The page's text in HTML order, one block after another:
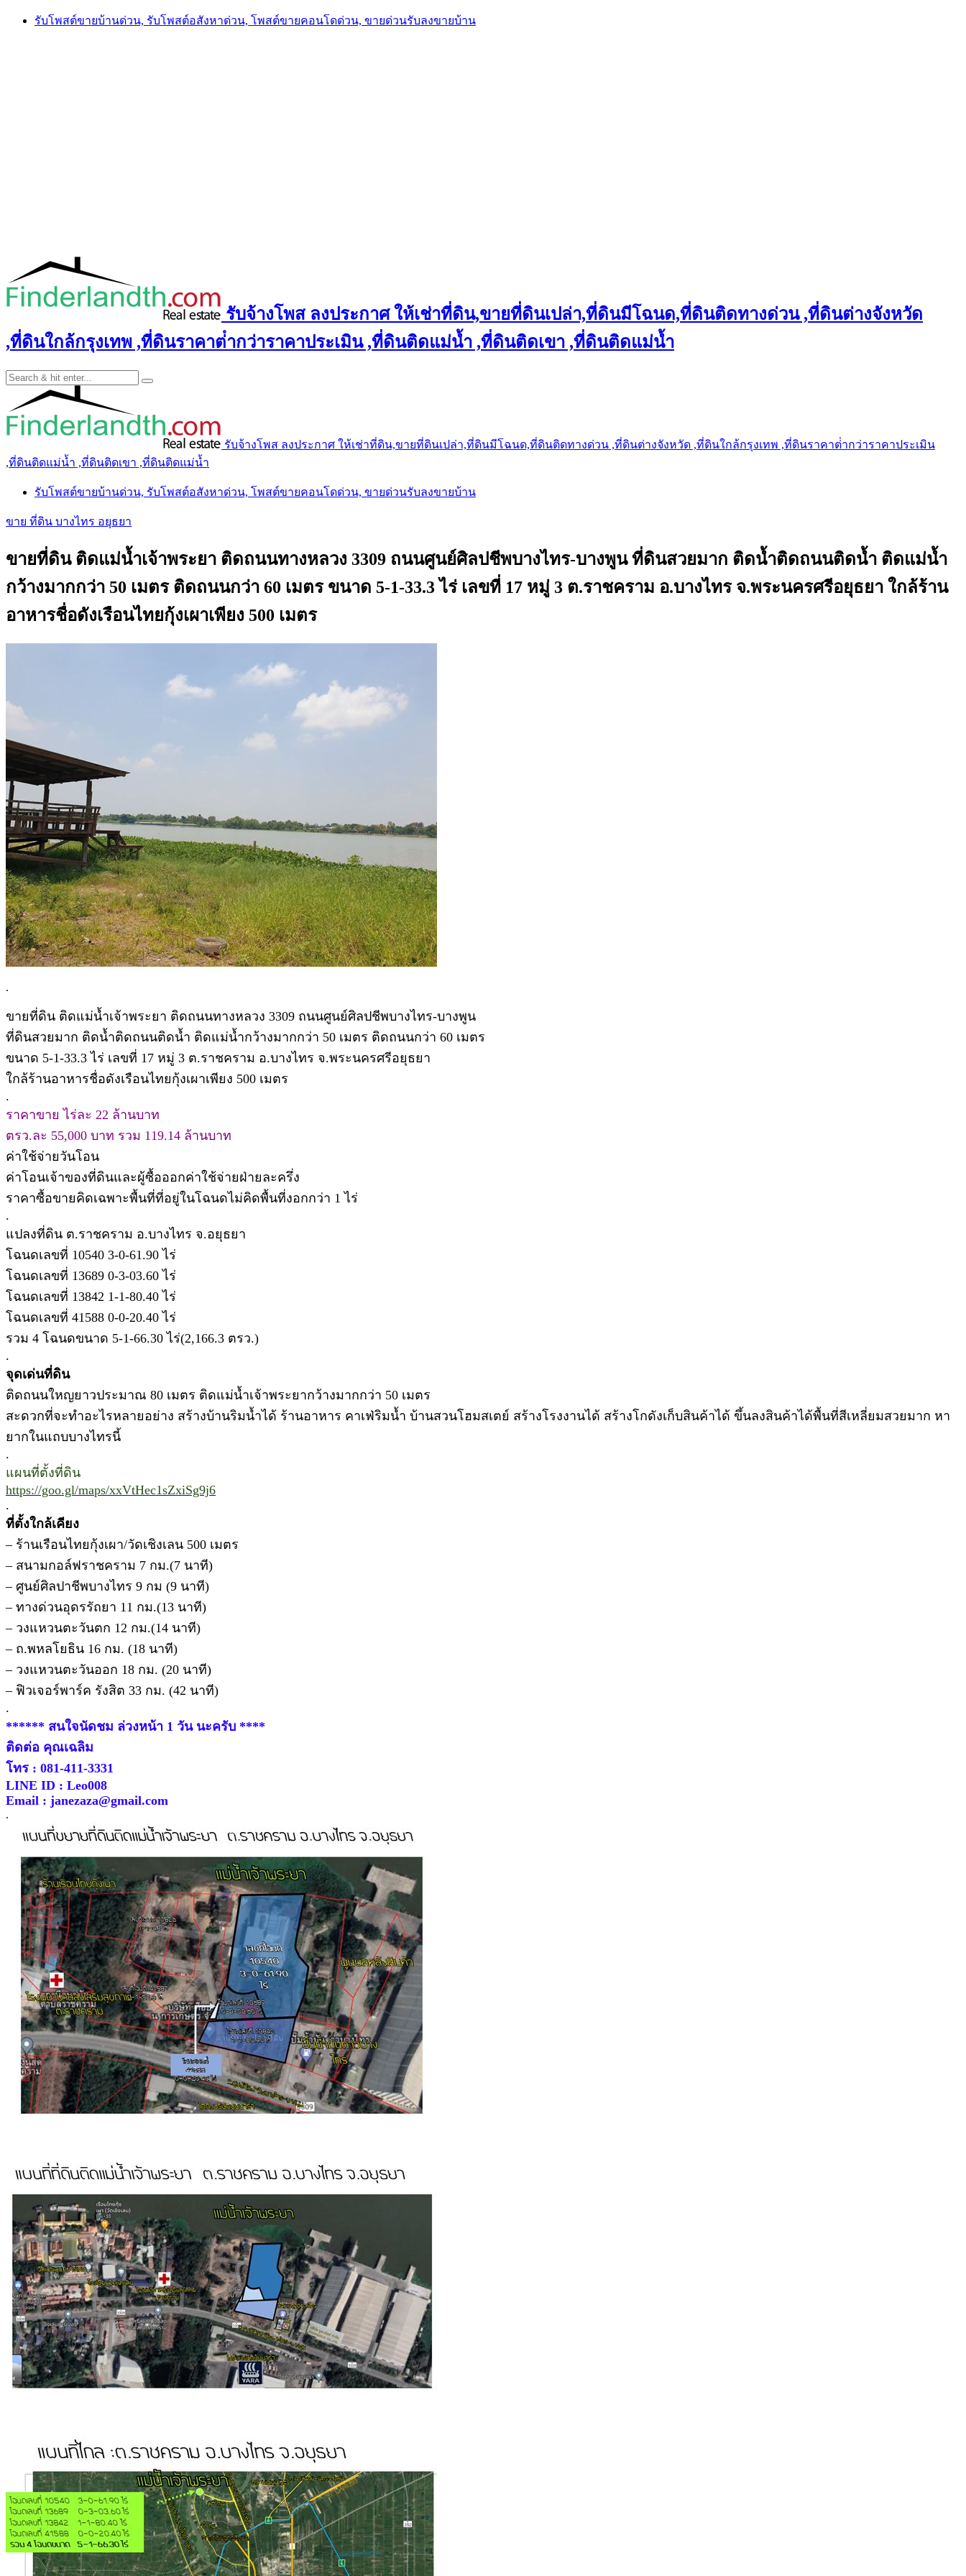
Skip
รับโพสต์ขายบ้านด่วน, รับโพสต์อสังหาด่วน, โพสต์ขายคอนโดด่วน, ขายด่วนรับลงขายบ้าน
รับจ้างโพส ลงประกาศ ให้เช่าที่ดิน,ขายที่ดินเปล่า,ที่ดินมีโฉนด,ที่ดินติดทางด่วน ,ที่ดินต่างจังหวัด
,ที่ดินใกล้กรุงเทพ ,ที่ดินราคาต่ํากว่าราคาประเมิน ,ที่ดินติดแม่น้ำ ,ที่ดินติดเขา ,ที่ดินติดแม่น้ำ
รับจ้างโพส ลงประกาศ ให้เช่าที่ดิน,ขายที่ดินเปล่า,ที่ดินมีโฉนด,ที่ดินติดทางด่วน ,ที่ดินต่างจังหวัด ,ที่ดินใกล้กรุงเทพ ,ที่ดินราคาต่ํากว่าราคาประเมิน
,ที่ดินติดแม่น้ำ ,ที่ดินติดเขา ,ที่ดินติดแม่น้ำ
รับโพสต์ขายบ้านด่วน, รับโพสต์อสังหาด่วน, โพสต์ขายคอนโดด่วน, ขายด่วนรับลงขายบ้าน
ขาย ที่ดิน บางไทร อยุธยา
ขายที่ดิน ติดแม่น้ำเจ้าพระยา ติดถนนทางหลวง 3309 ถนนศูนย์ศิลปชีพบางไทร-บางพูน ที่ดินสวยมาก ติดน้ำติดถนนติดน้ำ ติดแม่น้ำ
กว้างมากกว่า 50 เมตร ติดถนนกว่า 60 เมตร ขนาด 5-1-33.3 ไร่ เลขที่ 17 หมู่ 3 ต.ราชคราม อ.บางไทร จ.พระนครศรีอยุธยา ใกล้ร้าน
อาหารชื่อดังเรือนไทยกุ้งเผาเพียง 500 เมตร
.
ขายที่ดิน ติดแม่น้ำเจ้าพระยา ติดถนนทางหลวง 3309 ถนนศูนย์ศิลปชีพบางไทร-บางพูน
ที่ดินสวยมาก ติดน้ำติดถนนติดน้ำ ติดแม่น้ำกว้างมากกว่า 50 เมตร ติดถนนกว่า 60 เมตร
ขนาด 5-1-33.3 ไร่ เลขที่ 17 หมู่ 3 ต.ราชคราม อ.บางไทร จ.พระนครศรีอยุธยา
ใกล้ร้านอาหารชื่อดังเรือนไทยกุ้งเผาเพียง 500 เมตร
.
ราคาขาย ไร่ละ 22 ล้านบาท
ตรว.ละ 55,000 บาท รวม 119.14 ล้านบาท
ค่าใช้จ่ายวันโอน
ค่าโอนเจ้าของที่ดินและผู้ซื้อออกค่าใช้จ่ายฝ่ายละครึ่ง
ราคาซื้อขายคิดเฉพาะพื้นที่ที่อยู่ในโฉนดไม่คิดพื้นที่งอกกว่า 1 ไร่
.
แปลงที่ดิน ต.ราชคราม อ.บางไทร จ.อยุธยา
โฉนดเลขที่ 10540 3-0-61.90 ไร่
โฉนดเลขที่ 13689 0-3-03.60 ไร่
โฉนดเลขที่ 13842 1-1-80.40 ไร่
โฉนดเลขที่ 41588 0-0-20.40 ไร่
รวม 4 โฉนดขนาด 5-1-66.30 ไร่(2,166.3 ตรว.)
.
จุดเด่นที่ดิน
ติดถนนใหญยาวประมาณ 80 เมตร ติดแม่น้ำเจ้าพระยากว้างมากกว่า 50 เมตร
สะดวกที่จะทำอะไรหลายอย่าง สร้างบ้านริมน้ำได้ ร้านอาหาร คาเฟ่ริมน้ำ บ้านสวนโฮมสเตย์ สร้างโรงงานได้ สร้างโกดังเก็บสินค้าได้ ขึ้นลงสินค้าได้พื้นที่สีเหลี่ยมสวยมาก หา
ยากในแถบบางไทรนี้
.
แผนที่ตั้งที่ดิน
https://goo.gl/maps/xxVtHec1sZxiSg9j6
.
ที่ตั้งใกล้เคียง
– ร้านเรือนไทยกุ้งเผา/วัดเชิงเลน 500 เมตร
– สนามกอล์ฟราชคราม 7 กม.(7 นาที)
– ศูนย์ศิลปาชีพบางไทร 9 กม (9 นาที)
– ทางด่วนอุดรรัถยา 11 กม.(13 นาที)
– วงแหวนตะวันตก 12 กม.(14 นาที)
– ถ.พหลโยธิน 16 กม. (18 นาที)
– วงแหวนตะวันออก 18 กม. (20 นาที)
– ฟิวเจอร์พาร์ค รังสิต 33 กม. (42 นาที)
.
****** สนใจนัดชม ล่วงหน้า 1 วัน นะครับ ****
ติดต่อ คุณเฉลิม
โทร : 081-411-3331
LINE ID : Leo008
Email : janezaza@gmail.com
.